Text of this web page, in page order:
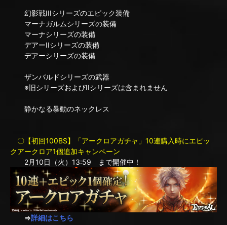
幻影戦IIIシリーズのエピック装備
マーナガルムシリーズの装備
マーナシリーズの装備
デアーIIシリーズの装備
デアーシリーズの装備
ザンバルドシリーズの武器
※旧シリーズおよびIIシリーズは含まれません
静かなる暴動のネックレス
〇【初回100BS】「アークロアガチャ」10連購入時にエピッ
クアークロア1個追加キャンペーン
2月10日（火）13:59 まで開催中！
⇒詳細はこちら